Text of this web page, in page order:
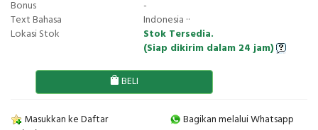
Bonus
-
Text Bahasa
Indonesia ··
Lokasi Stok
Stok Tersedia.
(Siap dikirim dalam 24 jam)
BELI
Masukkan ke Daftar
Bagikan melalui Whatsapp